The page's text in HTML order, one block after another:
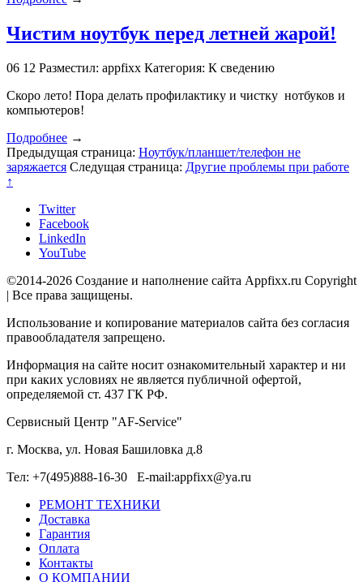
Чистим ноутбук перед летней жарой!
06 12 Разместил: appfixx Категория: К сведению
Скоро лето! Пора делать профилактику и чистку нотбуков и
компьютеров!
Подробнее →
Предыдущая страница: Ноутбук/планшет/телефон не
заряжается Следущая страница: Другие проблемы при работе
↑
Twitter
Facebook
LinkedIn
YouTube
©2014-2026 Создание и наполнение сайта Appfixx.ru Copyright
| Все права защищены.
Использование и копирование материалов сайта без согласия
правообладателя запрещено.
Информация на сайте носит ознакомительный характер и ни
при каких условиях не является публичной офертой,
определяемой ст. 437 ГК РФ.
Сервисный Центр "AF-Service"
г. Москва, ул. Новая Башиловка д.8
Тел: +7(495)888-16-30 E-mail:appfixx@ya.ru
РЕМОНТ ТЕХНИКИ
Доставка
Гарантия
Оплата
Контакты
О КОМПАНИИ